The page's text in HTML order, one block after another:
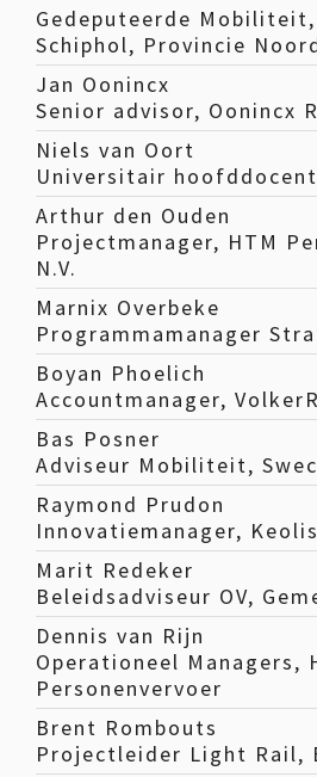
Gedeputeerde
Schiphol, Provincie
Jan Oonincx
Senior advisor, Oonincx
Niels van Oort
Universitair
Arthur den Ouden
Projectmanager, HTM
N.V.
Marnix Overbeke
Programmamanager
Boyan Phoelich
Accountmanager,
Bas Posner
Adviseur Mobiliteit,
Raymond Prudon
Innovatiemanager, Keolis
Marit Redeker
Beleidsadviseur OV,
Dennis van Rijn
Operationeel Managers,
Personenvervoer
Brent Rombouts
Projectleider Light Rail,